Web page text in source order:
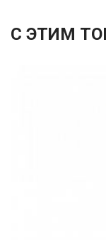
С ЭТИМ